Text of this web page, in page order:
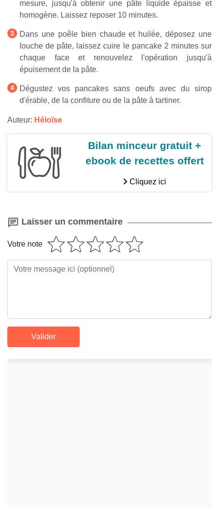
mesure, jusqu'à obtenir une pâte liquide épaisse et
homogène. Laissez reposer 10 minutes.
Dans une poêle bien chaude et huilée, déposez une
louche de pâte, laissez cuire le pancake 2 minutes sur
chaque face et renouvelez l'opération jusqu'à
épuisement de la pâte.
Dégustez vos pancakes sans oeufs avec du sirop
d'érable, de la confiture ou de la pâte à tartiner.
Auteur: Héloïse
Bilan minceur gratuit +
ebook de recettes offert
Cliquez ici
Laisser un commentaire
Votre note